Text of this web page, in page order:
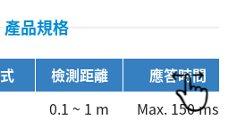
產品規格
檢測距離
應答時間
0.1 ~ 1 m
Max. 150 ms